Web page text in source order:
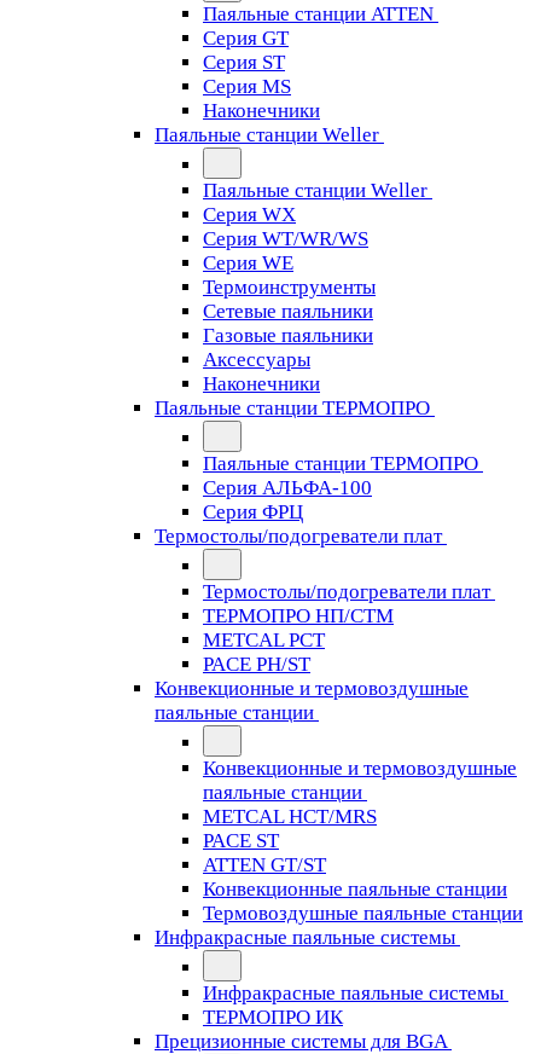
Паяльные станции ATTEN
Серия GT
Серия ST
Серия MS
Наконечники
Паяльные станции Weller
Паяльные станции Weller
Серия WX
Серия WT/WR/WS
Серия WE
Термоинструменты
Сетевые паяльники
Газовые паяльники
Аксессуары
Наконечники
Паяльные станции ТЕРМОПРО
Паяльные станции ТЕРМОПРО
Серия АЛЬФА-100
Серия ФРЦ
Термостолы/подогреватели плат
Термостолы/подогреватели плат
ТЕРМОПРО НП/СТМ
METCAL PCT
PACE PH/ST
Конвекционные и термовоздушные
паяльные станции
Конвекционные и термовоздушные
паяльные станции
METCAL HCT/MRS
PACE ST
ATTEN GT/ST
Конвекционные паяльные станции
Термовоздушные паяльные станции
Инфракрасные паяльные системы
Инфракрасные паяльные системы
ТЕРМОПРО ИК
Прецизионные системы для BGA